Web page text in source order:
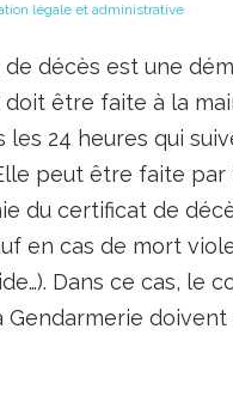
légale et administrative
décès est une
être faite à la
les 24 heures qui
peut être faite par
du certificat de
en cas de mort
Dans ce cas, le
Gendarmerie